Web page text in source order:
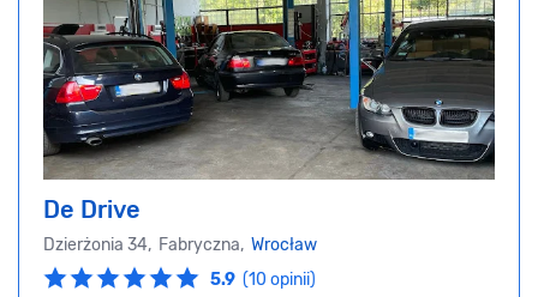
De Drive
Dzierżonia 34, Fabryczna, Wrocław
5.9 (10 opinii)